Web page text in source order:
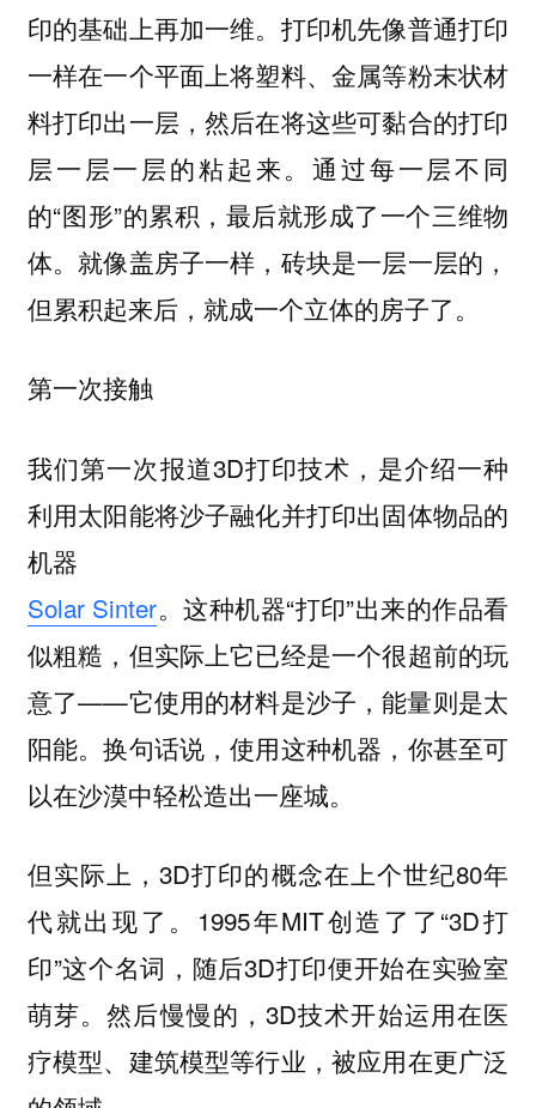
印的基础上再加一维。打印机先像普通打印
一样在一个平面上将塑料、金属等粉末状材
料打印出一层，然后在将这些可黏合的打印
层一层一层的粘起来。通过每一层不同
的“图形”的累积，最后就形成了一个三维物
体。就像盖房子一样，砖块是一层一层的，
但累积起来后，就成一个立体的房子了。
第一次接触
我们第一次报道3D打印技术，是介绍一种
利用太阳能将沙子融化并打印出固体物品的
机器
Solar Sinter。这种机器“打印”出来的作品看
似粗糙，但实际上它已经是一个很超前的玩
意了——它使用的材料是沙子，能量则是太
阳能。换句话说，使用这种机器，你甚至可
以在沙漠中轻松造出一座城。
但实际上，3D打印的概念在上个世纪80年
代就出现了。1995年MIT创造了了“3D打
印”这个名词，随后3D打印便开始在实验室
萌芽。然后慢慢的，3D技术开始运用在医
疗模型、建筑模型等行业，被应用在更广泛